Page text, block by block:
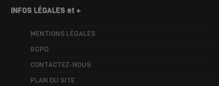
INFOS LÉGALES et +
MENTIONS LÉGALES
RGPD
CONTACTEZ-NOUS
PLAN DU SITE